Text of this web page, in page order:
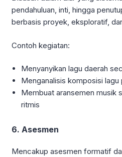
pendahuluan, inti, hingga
berbasis proyek, eksploratif,
Contoh kegiatan:
Menyanyikan lagu daerah
Menganalisis komposisi lagu
Membuat aransemen musik
ritmis
6. Asesmen
Mencakup asesmen formatif